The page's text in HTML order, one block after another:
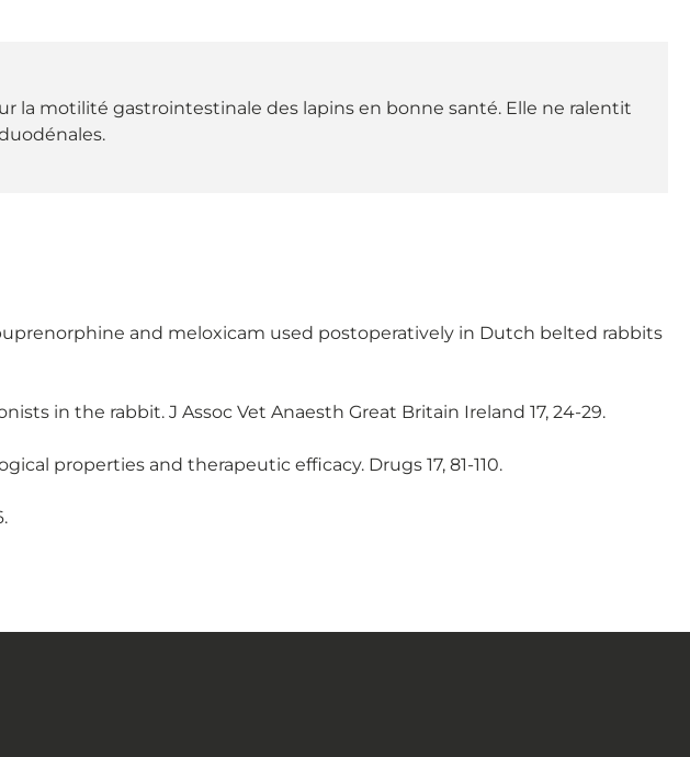
la motilité gastrointestinale des lapins en bonne santé. Elle ne ralentit
and meloxicam used postoperatively in Dutch belted rabbits
in the rabbit. J Assoc Vet Anaesth Great Britain Ireland 17, 24-29.
properties and therapeutic efficacy. Drugs 17, 81-110.